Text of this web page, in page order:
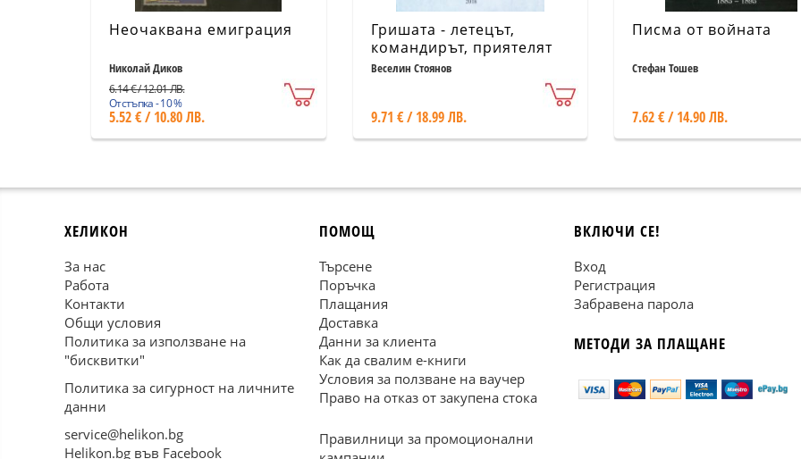
Неочаквана емиграция
Николай Диков
6.14 € / 12.01 ЛВ.
Отстъпка - 10 %
5.52 € / 10.80 ЛВ.
Гришата - летецът,
командирът, приятелят
Веселин Стоянов
9.71 € / 18.99 ЛВ.
Писма от войната
Стефан Тошев
7.62 € / 14.90 ЛВ.
ХЕЛИКОН
За нас
Работа
Контакти
Общи условия
Политика за използване на
"бисквитки"
Политика за сигурност на личните
данни
service@helikon.bg
Helikon.bg във Facebook
ПОМОЩ
Търсене
Поръчка
Плащания
Доставка
Данни за клиента
Как да свалим е-книги
Условия за ползване на ваучер
Право на отказ от закупена стока
Правилници за промоционални
ВКЛЮЧИ СЕ!
Вход
Регистрация
Забравена парола
МЕТОДИ ЗА ПЛАЩАНЕ